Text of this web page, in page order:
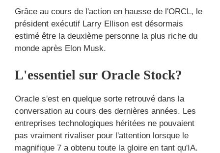
Grâce au cours de l'action en hausse de l'ORCL, le
président exécutif Larry Ellison est désormais
estimé être la deuxième personne la plus riche du
monde après Elon Musk.
L'essentiel sur Oracle Stock?
Oracle s'est en quelque sorte retrouvé dans la
conversation au cours des dernières années. Les
entreprises technologiques héritées ne pouvaient
pas vraiment rivaliser pour l'attention lorsque le
magnifique 7 a obtenu toute la gloire en tant qu'IA.